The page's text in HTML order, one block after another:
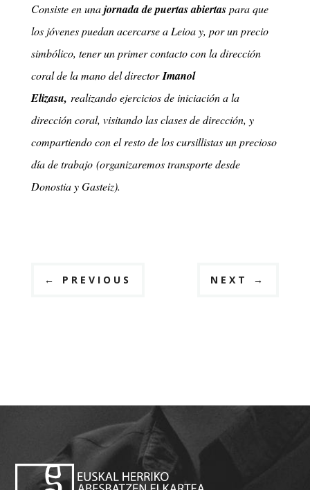
Consiste en unajornada de puertas abiertaspara que
los jóvenes puedan acercarse a Leioa y, por un precio
simbólico, tener un primer contacto con la dirección
coral de la mano del directorImanol
Elizasu, realizando ejercicios de iniciación a la
dirección coral, visitando las clases de dirección, y
compartiendo con el resto de los cursillistas un precioso
día de trabajo (organizaremos transporte desde
Donostia y Gasteiz).
← PREVIOUS NEXT →